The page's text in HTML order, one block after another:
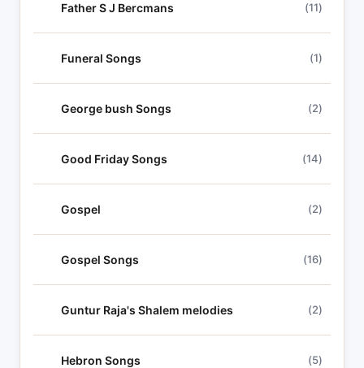
Father S J Bercmans (11)
Funeral Songs (1)
George bush Songs (2)
Good Friday Songs (14)
Gospel (2)
Gospel Songs (16)
Guntur Raja's Shalem melodies (2)
Hebron Songs (5)